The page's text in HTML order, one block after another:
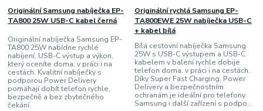
Originální Samsung nabíječka EP-
TA800 25W USB-C kabel černá
Originální nabíječka Samsung EP-
TA800 25W nabídne rychlé
nabíjení, USB-C výstup a výkon,
který oceníte doma, v práci i na
cestách. Kvalitní nabíječky s
podporou Power Delivery
pomáhají dobít telefon rychle,
bezpečně a bez zbytečného
čekání.
Originální rychlá Samsung EP-
TA800EWE 25W nabíječka USB-C
+ kabel bílá
Bílá cestovní nabíječka Samsung
25W s USB-C výstupem a USB-C
kabelem v balení rychle dobije
telefon doma, v práci i na cestách.
Díky Super Fast Charging, Power
Delivery a bezpečnostním
ochranám je ideální pro telefony
Samsung i další zařízení s podpo...